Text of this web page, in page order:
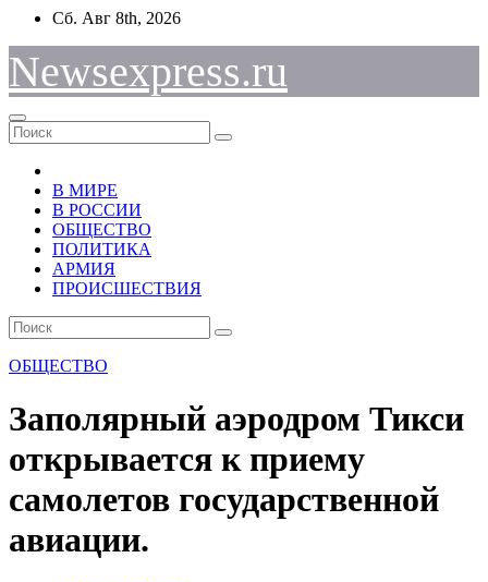
Перейти
содержимому
Сб. Авг 8th, 2026
Newsexpress.ru
В МИРЕ
В РОССИИ
ОБЩЕСТВО
ПОЛИТИКА
АРМИЯ
ПРОИСШЕСТВИЯ
ОБЩЕСТВО
Заполярный аэродром Тикси
открывается к приему
самолетов государственной
авиации.